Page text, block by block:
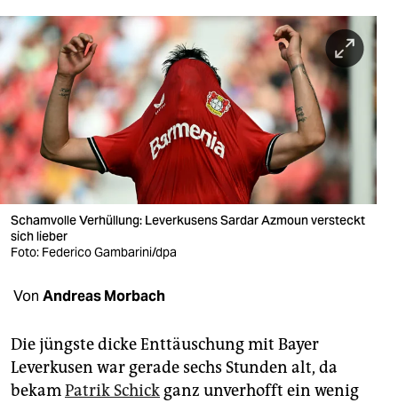
sport
berlin
nord
wahrheit
verlag
verlag
shop
fragen & hilfe
unterstützen
Schamvolle Verhüllung: Leverkusens Sardar Azmoun versteckt
sich lieber
Foto: Federico Gambarini/dpa
Von Andreas Morbach
Die jüngste dicke Enttäuschung mit Bayer
Leverkusen war gerade sechs Stunden alt, da
bekamPatrik Schick ganz unverhofft ein wenig